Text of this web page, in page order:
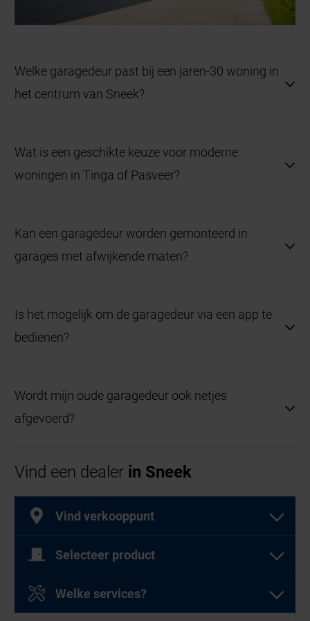
Welke garagedeur past bij een jaren-30 woning in
het centrum van Sneek?
perfect aan bij de klassieke bouwstijl en zijn
onderhoudsvriendelijk.
Wat is een geschikte keuze voor moderne
woningen in Tinga of Pasveer?
elektrische bediening biedt comfort en sluit mooi
aan bij de moderne architectuur.
Kan een garagedeur worden gemonteerd in
garages met afwijkende maten?
we maatwerkoplossingen, ook voor oudere
gebouwen of schuren.
Is het mogelijk om de garagedeur via een app te
bedienen?
bediening via smartphone voor optimaal
gebruiksgemak.
Wordt mijn oude garagedeur ook netjes
afgevoerd?
verwijderd en de nieuwe vakkundig geplaatst en
Vind een dealer in Sneek
Vind verkooppunt
Selecteer product
Welke services?